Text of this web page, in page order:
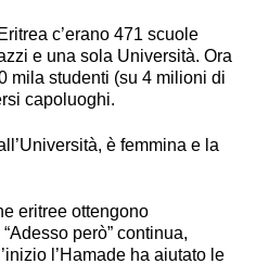
c’erano 471 scuole
e una sola Università. Ora
mila studenti (su 4 milioni di
capoluoghi.
è femmina e la
eritree ottengono
però” continua,
l’Hamade ha aiutato le